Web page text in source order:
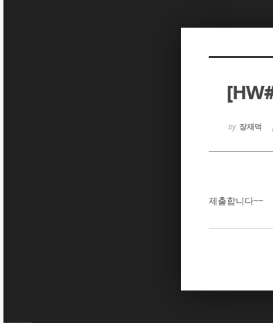
by 장재덕
제출합니다~~
Sketchbook5, 스케치북5
Sketchbook5, 스케치북5
Sketchbook5, 스케치북5
Sketchbook5, 스케치북5